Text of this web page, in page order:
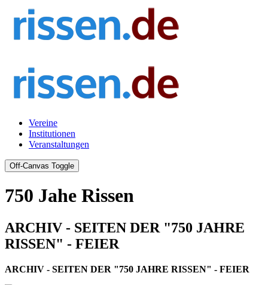
Vereine
Institutionen
Veranstaltungen
Off-Canvas Toggle
750 Jahe Rissen
ARCHIV - SEITEN DER "750 JAHRE
RISSEN" - FEIER
ARCHIV - SEITEN DER "750 JAHRE RISSEN" - FEIER